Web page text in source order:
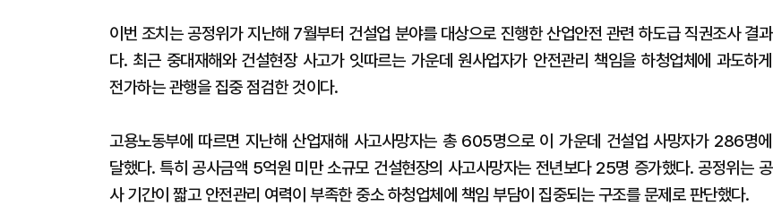
이번 조치는 공정위가 지난해 7월부터 건설업 분야를 대상으로 진행한 산업안전 관련 하도급 직권조사 결과
다. 최근 중대재해와 건설현장 사고가 잇따르는 가운데 원사업자가 안전관리 책임을 하청업체에 과도하게
전가하는 관행을 집중 점검한 것이다.
고용노동부에 따르면 지난해 산업재해 사고사망자는 총 605명으로 이 가운데 건설업 사망자가 286명에
달했다. 특히 공사금액 5억원 미만 소규모 건설현장의 사고사망자는 전년보다 25명 증가했다. 공정위는 공
사 기간이 짧고 안전관리 여력이 부족한 중소 하청업체에 책임 부담이 집중되는 구조를 문제로 판단했다.